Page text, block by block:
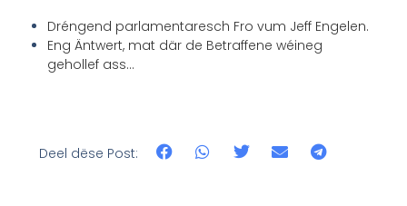
Dréngend parlamentaresch Fro vum Jeff Engelen.
Eng Äntwert, mat där de Betraffene wéineg
gehollef ass…
Deel dëse Post: